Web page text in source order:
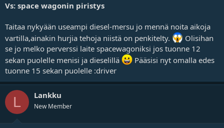
Vs: space wagonin piristys
Taitaa nykyään useampi diesel-mersu jo mennä noita aikoja
vartilla,ainakin hurjia tehoja niistä on penkitelty.
Olisihan
se jo melko perverssi laite spacewagoniksi jos tuonne 12
sekan puolelle menisi ja dieselillä
Pääsisi nyt omalla edes
tuonne 15 sekan puolelle :driver
L Lankku
New Member